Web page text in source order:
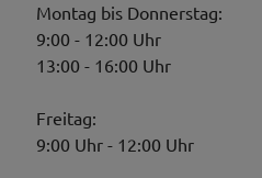
Montag bis Donnerstag:
9:00 - 12:00 Uhr
13:00 - 16:00 Uhr
Freitag:
9:00 Uhr - 12:00 Uhr